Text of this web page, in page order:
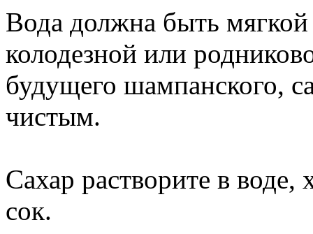
Вода должна быть мягкой
колодезной или
будущего шампанского,
чистым.
Сахар растворите в
сок.